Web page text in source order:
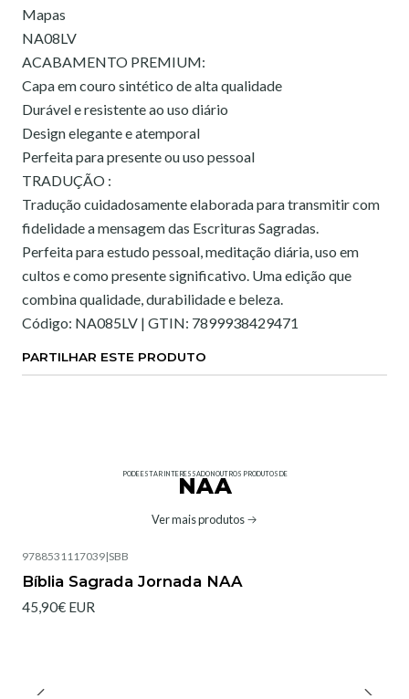
Mapas
NA08LV
ACABAMENTO PREMIUM:
Capa em couro sintético de alta qualidade
Durável e resistente ao uso diário
Design elegante e atemporal
Perfeita para presente ou uso pessoal
TRADUÇÃO :
Tradução cuidadosamente elaborada para transmitir com
fidelidade a mensagem das Escrituras Sagradas.
Perfeita para estudo pessoal, meditação diária, uso em
cultos e como presente significativo. Uma edição que
combina qualidade, durabilidade e beleza.
Código: NA085LV | GTIN: 7899938429471
PARTILHAR ESTE PRODUTO
PODE ESTAR INTERESSADO NOUTROS PRODUTOS DE
NAA
Ver mais produtos
9788531117039|SBB
Bíblia Sagrada Jornada NAA
45,90€ EUR